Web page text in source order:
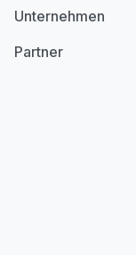
Unternehmen
Partner